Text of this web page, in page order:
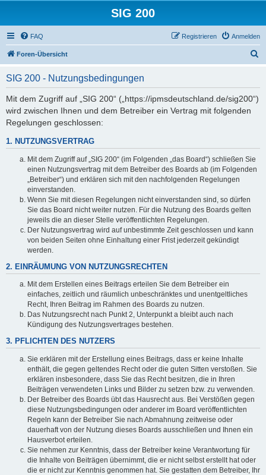
SIG 200
FAQ Anmelden
Registrieren
Foren-Übersicht
SIG 200 - Nutzungsbedingungen
Mit dem Zugriff auf „SIG 200“ („https://ipmsdeutschland.de/sig200“)
wird zwischen Ihnen und dem Betreiber ein Vertrag mit folgenden
Regelungen geschlossen:
1. NUTZUNGSVERTRAG
Mit dem Zugriff auf „SIG 200“ (im Folgenden „das Board“) schließen Sie
einen Nutzungsvertrag mit dem Betreiber des Boards ab (im Folgenden
„Betreiber“) und erklären sich mit den nachfolgenden Regelungen
einverstanden.
Wenn Sie mit diesen Regelungen nicht einverstanden sind, so dürfen
Sie das Board nicht weiter nutzen. Für die Nutzung des Boards gelten
jeweils die an dieser Stelle veröffentlichten Regelungen.
Der Nutzungsvertrag wird auf unbestimmte Zeit geschlossen und kann
von beiden Seiten ohne Einhaltung einer Frist jederzeit gekündigt
werden.
2. EINRÄUMUNG VON NUTZUNGSRECHTEN
Mit dem Erstellen eines Beitrags erteilen Sie dem Betreiber ein
einfaches, zeitlich und räumlich unbeschränktes und unentgeltliches
Recht, Ihren Beitrag im Rahmen des Boards zu nutzen.
Das Nutzungsrecht nach Punkt 2, Unterpunkt a bleibt auch nach
Kündigung des Nutzungsvertrages bestehen.
3. PFLICHTEN DES NUTZERS
Sie erklären mit der Erstellung eines Beitrags, dass er keine Inhalte
enthält, die gegen geltendes Recht oder die guten Sitten verstoßen. Sie
erklären insbesondere, dass Sie das Recht besitzen, die in Ihren
Beiträgen verwendeten Links und Bilder zu setzen bzw. zu verwenden.
Der Betreiber des Boards übt das Hausrecht aus. Bei Verstößen gegen
diese Nutzungsbedingungen oder anderer im Board veröffentlichten
Regeln kann der Betreiber Sie nach Abmahnung zeitweise oder
dauerhaft von der Nutzung dieses Boards ausschließen und Ihnen ein
Hausverbot erteilen.
Sie nehmen zur Kenntnis, dass der Betreiber keine Verantwortung für
die Inhalte von Beiträgen übernimmt, die er nicht selbst erstellt hat oder
die er nicht zur Kenntnis genommen hat. Sie gestatten dem Betreiber, Ihr